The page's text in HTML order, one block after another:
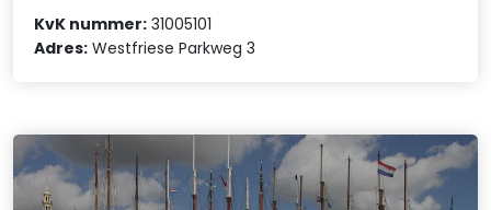
KvK nummer: 31005101
Adres: Westfriese Parkweg 3